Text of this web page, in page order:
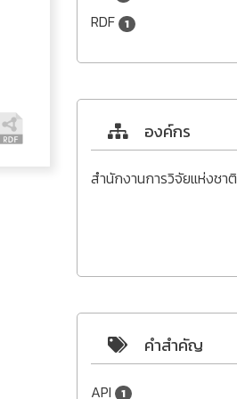
RDF 1
องค์กร
สำนักงานการวิจัยแห่งชาติ
คำสำคัญ
API 1